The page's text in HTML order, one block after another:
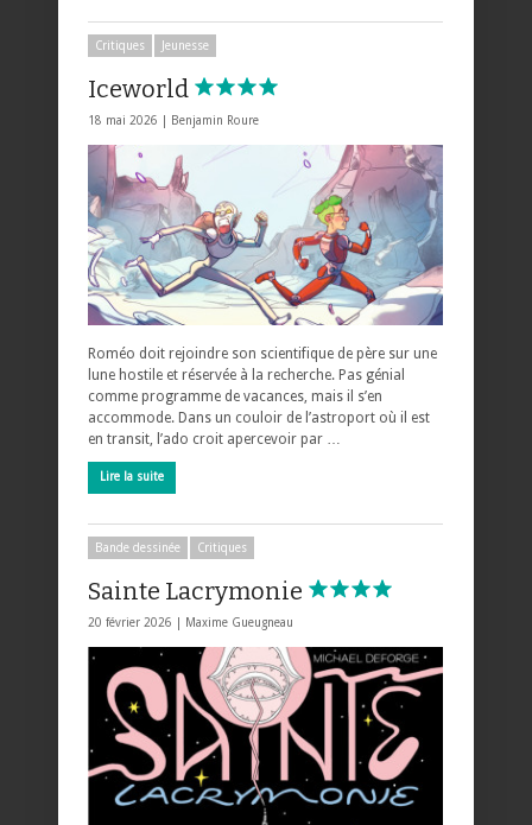
Critiques Jeunesse
Iceworld
18 mai 2026 | Benjamin Roure
Roméo doit rejoindre son scientifique de père sur une
lune hostile et réservée à la recherche. Pas génial
comme programme de vacances, mais il s’en
accommode. Dans un couloir de l’astroport où il est
en transit, l’ado croit apercevoir par …
Lire la suite
Bande dessinée Critiques
Sainte Lacrymonie
20 février 2026 | Maxime Gueugneau